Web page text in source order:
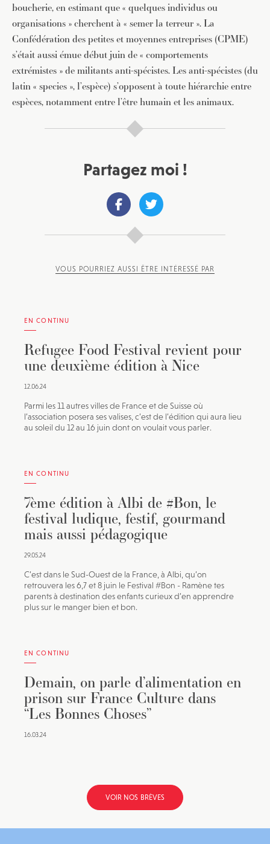
boucherie, en estimant que « quelques individus ou
organisations » cherchent à « semer la terreur ». La
Confédération des petites et moyennes entreprises (CPME)
s’était aussi émue début juin de « comportements
extrémistes » de militants anti-spécistes. Les anti-spécistes (du
latin « species », l’espèce) s’opposent à toute hiérarchie entre
espèces, notamment entre l’être humain et les animaux.
Partagez moi !
VOUS POURRIEZ AUSSI ÊTRE INTÉRESSÉ PAR
EN CONTINU
Refugee Food Festival revient pour
une deuxième édition à Nice
12.06.24
Parmi les 11 autres villes de France et de Suisse où
l’association posera ses valises, c’est de l’édition qui aura lieu
au soleil du 12 au 16 juin dont on voulait vous parler.
EN CONTINU
7ème édition à Albi de #Bon, le
festival ludique, festif, gourmand
mais aussi pédagogique
29.05.24
C’est dans le Sud-Ouest de la France, à Albi, qu’on
retrouvera les 6,7 et 8 juin le Festival #Bon - Ramène tes
parents à destination des enfants curieux d’en apprendre
plus sur le manger bien et bon.
EN CONTINU
Demain, on parle d’alimentation en
prison sur France Culture dans
“Les Bonnes Choses”
16.03.24
VOIR NOS BRÈVES